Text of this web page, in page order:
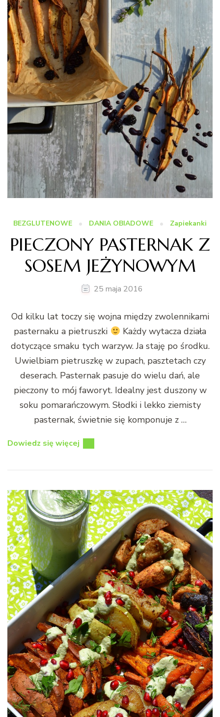
BEZGLUTENOWE DANIA OBIADOWE Zapiekanki
PIECZONY PASTERNAK Z
SOSEM JEŻYNOWYM
25 maja 2016
Od kilku lat toczy się wojna między zwolennikami
pasternaku a pietruszki
Każdy wytacza działa
dotyczące smaku tych warzyw. Ja staję po środku.
Uwielbiam pietruszkę w zupach, pasztetach czy
deserach. Pasternak pasuje do wielu dań, ale
pieczony to mój faworyt. Idealny jest duszony w
soku pomarańczowym. Słodki i lekko ziemisty
pasternak, świetnie się komponuje z …
Dowiedz się więcej